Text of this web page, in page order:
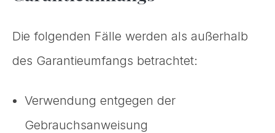
Die folgenden Fälle werden als außerhalb
des Garantieumfangs betrachtet:
Verwendung entgegen der
Gebrauchsanweisung